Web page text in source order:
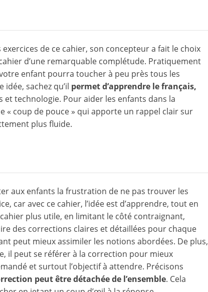
de ce cahier, son concepteur a fait le choix
d’une remarquable complétude. Pratiquement
enfant pourra toucher à peu près tous les
sachez qu’il permet d’apprendre le français,
et technologie. Pour aider les enfants dans la
coup de pouce » qui apporte un rappel clair sur
plus fluide.
aux enfants la frustration de ne pas trouver les
car avec ce cahier, l’idée est d’apprendre, tout en
plus utile, en limitant le côté contraignant,
des corrections claires et détaillées pour chaque
peut mieux assimiler les notions abordées. De plus,
il peut se référer à la correction pour mieux
et surtout l’objectif à attendre. Précisons
peut être détachée de l’ensemble. Cela